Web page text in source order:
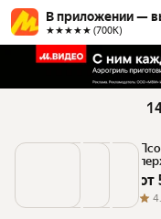
В приложении —
★★★★★ (700К)
от